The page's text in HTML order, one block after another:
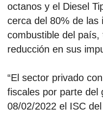
acerca
blog
contacto
octanos y el Diesel
cerca del 80% de las
combustible del
reducción en sus
“El sector privado
fiscales por parte del
08/02/2022 el ISC